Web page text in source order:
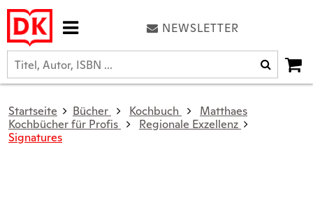
NEWSLETTER
Startseite Bücher Kochbuch
Matthaes
Kochbücher für Profis
Regionale Exzellenz
Signatures